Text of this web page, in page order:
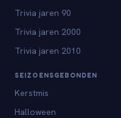
Trivia jaren 90
Trivia jaren 2000
Trivia jaren 2010
SEIZOENSGEBONDEN
Kerstmis
Halloween